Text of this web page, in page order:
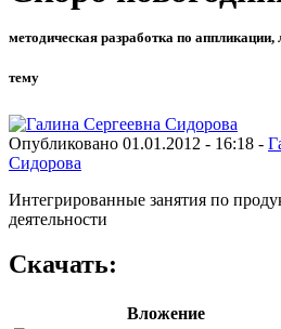
методическая разработка по
тему
Опубликовано 01.01.2012 - 16:18 -
Сидорова
Интегрированные занятия по
деятельности
Скачать:
Вложение